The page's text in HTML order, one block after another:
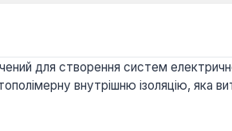
для створення систем
внутрішню ізоляцію, яка